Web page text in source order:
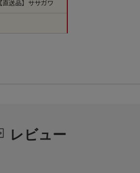
【直送品】ササガワ
レビュー